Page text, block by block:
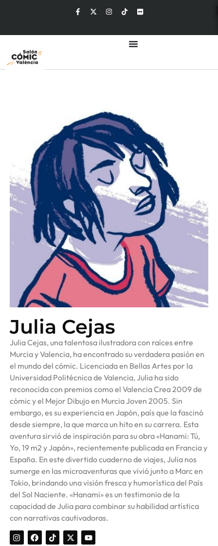
Julia Cejas
Julia Cejas, una talentosa ilustradora con raíces entre
Murcia y Valencia, ha encontrado su verdadera pasión en
el mundo del cómic. Licenciada en Bellas Artes por la
Universidad Politécnica de Valencia, Julia ha sido
reconocida con premios como el Valencia Crea 2009 de
cómic y el Mejor Dibujo en Murcia Joven 2005. Sin
embargo, es su experiencia en Japón, país que la fascinó
desde siempre, la que marca un hito en su carrera. Esta
aventura sirvió de inspiración para su obra «Hanami: Tú,
Yo, 19 m2 y Japón», recientemente publicada en Francia y
España. En este divertido cuaderno de viajes, Julia nos
sumerge en las microaventuras que vivió junto a Marc en
Tokio, brindando una visión fresca y humorística del País
del Sol Naciente. «Hanami» es un testimonio de la
capacidad de Julia para combinar su habilidad artística
con narrativas cautivadoras.